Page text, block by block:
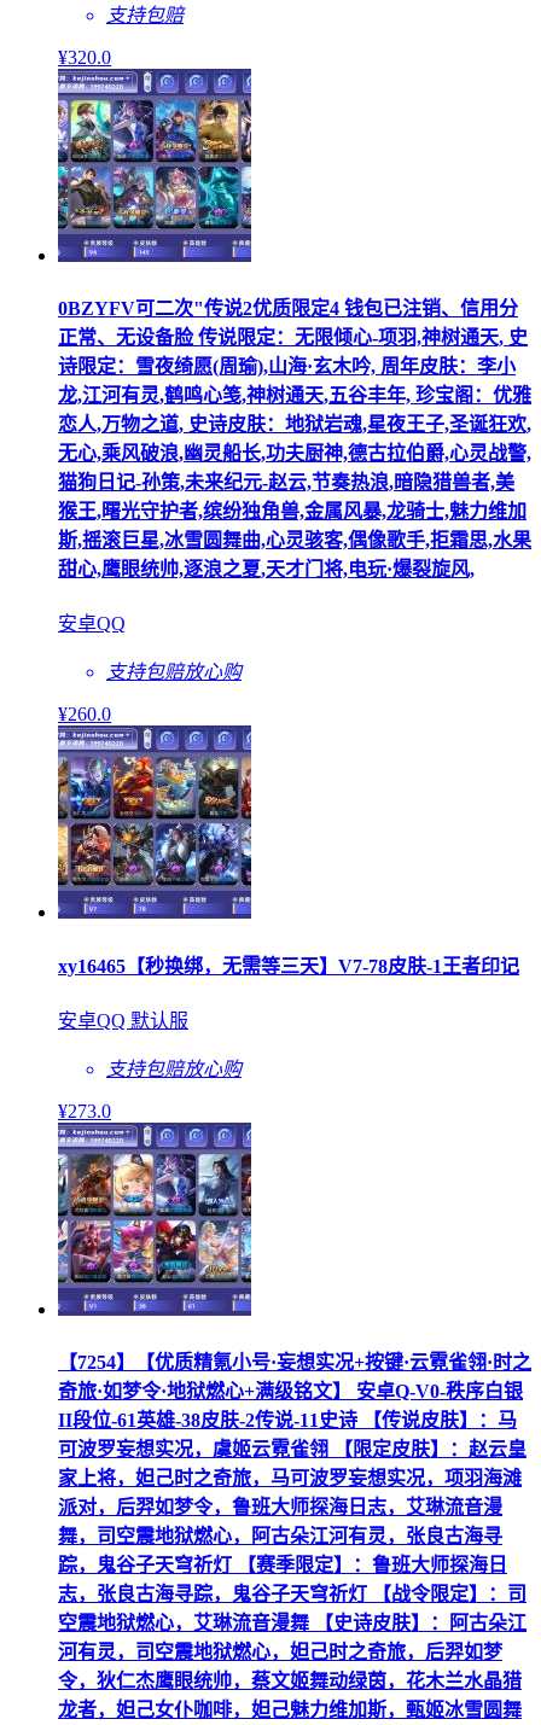
支持包赔
¥320.0
0BZYFV可二次"传说2优质限定4 钱包已注销、信用分
正常、无设备脸 传说限定：无限倾心-项羽,神树通天, 史
诗限定：雪夜绮愿(周瑜),山海·玄木吟, 周年皮肤：李小
龙,江河有灵,鹤鸣心笺,神树通天,五谷丰年, 珍宝阁：优雅
恋人,万物之道, 史诗皮肤：地狱岩魂,星夜王子,圣诞狂欢,
无心,乘风破浪,幽灵船长,功夫厨神,德古拉伯爵,心灵战警,
猫狗日记-孙策,未来纪元-赵云,节奏热浪,暗隐猎兽者,美
猴王,曙光守护者,缤纷独角兽,金属风暴,龙骑士,魅力维加
斯,摇滚巨星,冰雪圆舞曲,心灵骇客,偶像歌手,拒霜思,水果
甜心,鹰眼统帅,逐浪之夏,天才门将,电玩·爆裂旋风,
安卓QQ
支持包赔放心购
¥260.0
xy16465【秒换绑，无需等三天】V7-78皮肤-1王者印记
安卓QQ 默认服
支持包赔放心购
¥273.0
【7254】【优质精氪小号·妄想实况+按键·云霓雀翎·时之
奇旅·如梦令·地狱燃心+满级铭文】 安卓Q-V0-秩序白银
II段位-61英雄-38皮肤-2传说-11史诗 【传说皮肤】：马
可波罗妄想实况，虞姬云霓雀翎 【限定皮肤】：赵云皇
家上将，妲己时之奇旅，马可波罗妄想实况，项羽海滩
派对，后羿如梦令，鲁班大师探海日志，艾琳流音漫
舞，司空震地狱燃心，阿古朵江河有灵，张良古海寻
踪，鬼谷子天穹祈灯 【赛季限定】：鲁班大师探海日
志，张良古海寻踪，鬼谷子天穹祈灯 【战令限定】：司
空震地狱燃心，艾琳流音漫舞 【史诗皮肤】：阿古朵江
河有灵，司空震地狱燃心，妲己时之奇旅，后羿如梦
令，狄仁杰鹰眼统帅，蔡文姬舞动绿茵，花木兰水晶猎
龙者，妲己女仆咖啡，妲己魅力维加斯，甄姬冰雪圆舞